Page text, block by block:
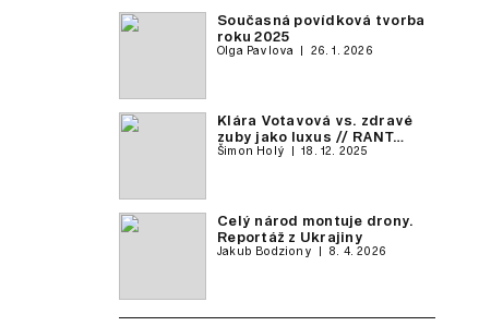
Současná povídková tvorba
roku 2025
Olga Pavlova 26. 1. 2026
Klára Votavová vs. zdravé
zuby jako luxus // RANT…
Šimon Holý 18. 12. 2025
Celý národ montuje drony.
Reportáž z Ukrajiny
Jakub Bodziony 8. 4. 2026